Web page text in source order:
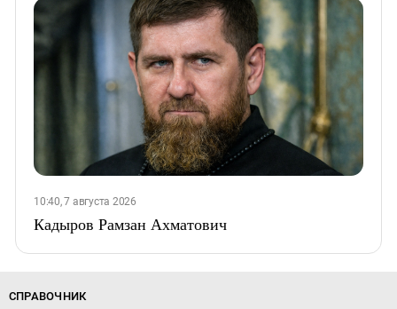
10:40, 7 августа 2026
Кадыров Рамзан Ахматович
СПРАВОЧНИК